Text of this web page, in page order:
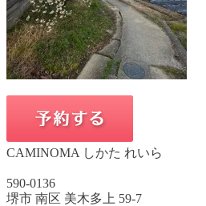
CAMINOMA しかた れいら
590-0136
堺市 南区 美木多上 59-7